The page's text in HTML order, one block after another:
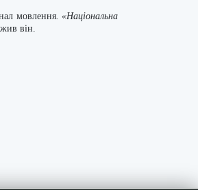
мовлення. «Національна
він.